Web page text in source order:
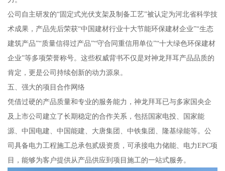
公司自主研发的“固定式光伏支架及制备工艺”被认定为河北省科学技
术成果，产品先后荣获“中国建材行业十大节能环保建材企业”“生态
建筑产品”“质量信得过产品”“守合同重信用单位”“十大绿色环保建材
企业”等多项荣誉称号。这些权威背书不仅是对神龙拜耳产品品质的
肯定，更是公司持续创新的动力源泉。
五、强大的项目合作网络
凭借过硬的产品质量和专业的服务能力，神龙拜耳已与多家国央企
及上市公司建立了长期稳定的合作关系，包括国家电投、国家能
源、中国电建、中国能建、大唐集团、中铁集团、隆基绿能等。公
司具备电力工程施工总承包贰级资质，可承接电力储能、电力EPC项
目，能够为客户提供从产品供应到项目施工的一站式服务。